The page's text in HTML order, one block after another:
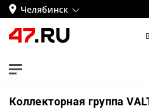
Челябинск
Коллекторная группа